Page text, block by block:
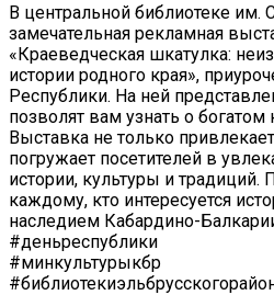
В центральной библиотеке им.
замечательная рекламная
«Краеведческая шкатулка:
истории родного края»,
Республики. На ней
позволят вам узнать о богатом
Выставка не только
погружает посетителей в
истории, культуры и традиций.
каждому, кто интересуется
наследием Кабардино-
#деньреспублики
#минкультурыкбр